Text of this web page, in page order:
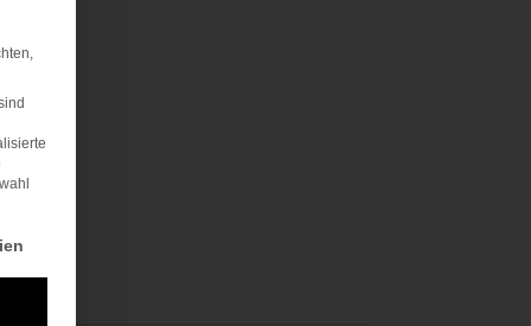
Die erste Service-Gruppe ist essenziell und kann nicht